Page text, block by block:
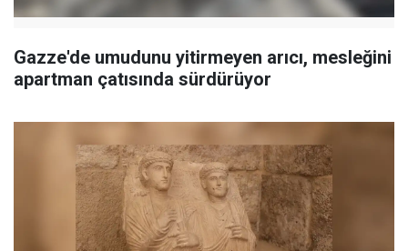
Gazze'de umudunu yitirmeyen arıcı, mesleğini
apartman çatısında sürdürüyor